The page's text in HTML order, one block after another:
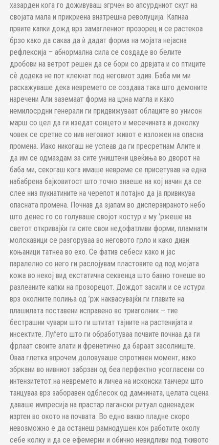
хазарден кога го доживуваш згрчен во апсурдниот скут на
својата мала и прикриена внатрешна револуција. Капнаа
првите капки дожд врз замаглениот прозорец и се растекоа
брзо како да сакаа да ѝ дадат форма на мојата нејасна
рефлексија – абнормална сила се создаде во белите
дробови на ветрот решен да се бори со дрвјата и со птиците
сѐ додека не пот клекнат под неговиот здив. Баба ми ми
раскажуваше дека невремето се создава така што демоните
наречени Али заземаат форма на црна магла и како
немилосрдни генерали ги придвижуваат облаците во унисон
марш со цел да ги изедат сонцето и месечината и доколку
човек се сретне со нив неговиот живот е изложен на опасна
промена. Иако никогаш не успеав да ги пресретнам Алите и
да им се одмаздам за сите уништени цвеќиња во дворот на
баба ми, секогаш кога имаше невреме се присетував на една
набабрена бајковитост што точно знаеше на кој начин да се
слее низ пукнатините на черепот и потајно да ја привикува
опасната промена. Почнав да зјапам во дисперзираното небо
што денес го со голуваше својот костур и му ’ржеше на
светот откривајќи ги сите свои недофатливи форми, пламнати
молскавици се разгоруваа во неговото грло и како диви
коњаници татнеа во ехо. Се фатив себеси како и јас
паралелно со него ги раслојувам пластовите од под мојата
кожа во некој вид екстатична секвенца што бавно тонеше во
разлеаните капки на прозорецот. Дождот засили и се истури
врз околните полиња од ’рж наквасувајќи ги главите на
плашилата поставени исправено во триаголник – тие
бестрашни чувари што ги штитат тајните на растенијата и
инсектите. Луѓето што ги обработуваа почвите почнаа да ги
фрлаат своите алати и френетично да бараат засолниште.
Оваа глетка впрочем доловуваше спротивен момент, иако
збркани во нивниот забрзан од беа перфектно усогласени со
интензитетот на невремето и личеа на исконски танчери што
танцуваа врз заборавен одблесок од дамнината, целата сцена
даваше импресија на прастар пагански ритуал одненадеж
изртен во окото на почвата. Во едно вакво пладне скоро
невозможно е да останеш рамнодушен кон работите околу
себе колку и да се ефемерни и обично невидливи под ткивото